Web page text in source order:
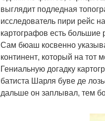
выглядит подледная
исследователь пири рейс
картографов есть большие
Сам бюаш косвенно
континент, который на тот
Гениальную догадку
батиста Шарля буве де
дальше он заплывал, тем